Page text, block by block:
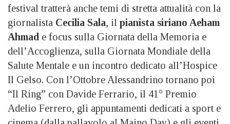
festival tratterà anche temi di stretta attualità con la
giornalista Cecilia Sala, il pianista siriano Aeham
Ahmad e focus sulla Giornata della Memoria e
dell’Accoglienza, sulla Giornata Mondiale della
Salute Mentale e un incontro dedicato all’Hospice
Il Gelso. Con l’Ottobre Alessandrino tornano poi
“Il Ring” con Davide Ferrario, il 41° Premio
Adelio Ferrero, gli appuntamenti dedicati a sport e